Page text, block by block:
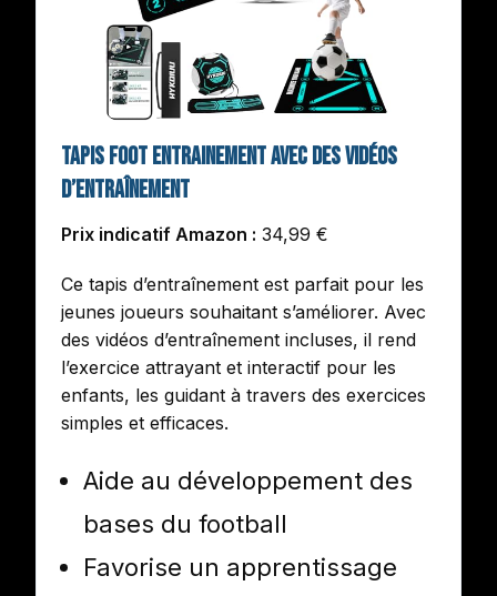
Tapis Foot Entrainement avec des vidéos
d’entraînement
Prix indicatif Amazon : 34,99 €
Ce tapis d’entraînement est parfait pour les
jeunes joueurs souhaitant s’améliorer. Avec
des vidéos d’entraînement incluses, il rend
l’exercice attrayant et interactif pour les
enfants, les guidant à travers des exercices
simples et efficaces.
Aide au développement des
bases du football
Favorise un apprentissage